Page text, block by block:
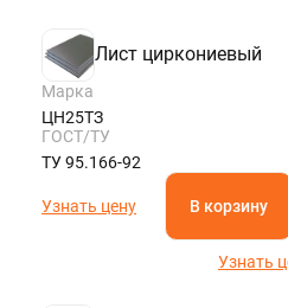
Лист циркониевый
Марка
ЦН25ТЗ
ГОСТ/ТУ
ТУ 95.166-92
Узнать цену В корзину
Узнать